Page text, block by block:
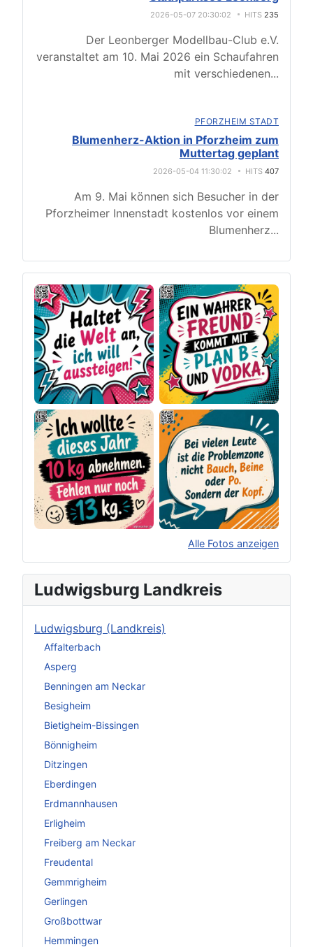
2026-05-07 20:30:02 HITS 235
Der Leonberger Modellbau-Club e.V.
veranstaltet am 10. Mai 2026 ein Schaufahren
mit verschiedenen...
PFORZHEIM STADT
Blumenherz-Aktion in Pforzheim zum
Muttertag geplant
2026-05-04 11:30:02 HITS 407
Am 9. Mai können sich Besucher in der
Pforzheimer Innenstadt kostenlos vor einem
Blumenherz...
Alle Fotos anzeigen
Original herunterladen ×
Ludwigsburg Landkreis
Ludwigsburg (Landkreis)
Affalterbach
Asperg
Benningen am Neckar
Besigheim
Bietigheim-Bissingen
Bönnigheim
Ditzingen
Eberdingen
Erdmannhausen
Erligheim
Freiberg am Neckar
Freudental
Gemmrigheim
Gerlingen
Großbottwar
Hemmingen